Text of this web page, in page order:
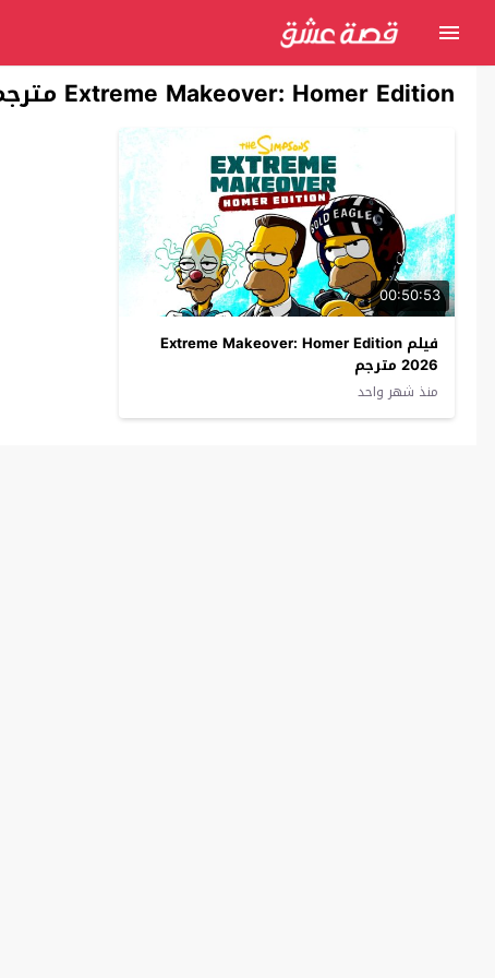
Extreme Makeover: Homer Edition مترجم
00:50:53
فيلم Extreme Makeover: Homer Edition
2026 مترجم
منذ شهر واحد